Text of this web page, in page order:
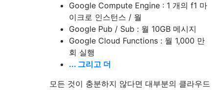
Google Compute Engine : 1 개의 f1 마
이크로 인스턴스 / 월
Google Pub / Sub : 월 10GB 메시지
Google Cloud Functions : 월 1,000 만
회 실행
... 그리고 더
모든 것이 충분하지 않다면 대부분의 클라우드